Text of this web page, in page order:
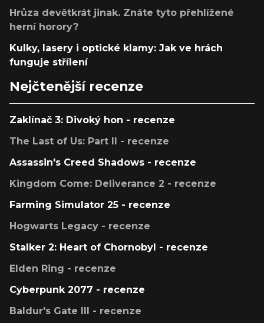
Hrůza devětkrát jinak. Znáte tyto přehlížené
herní horory?
Kulky, lasery i optické klamy: Jak ve hrách
funguje střílení
Nejčtenější recenze
Zaklínač 3: Divoký hon - recenze
The Last of Us: Part II - recenze
Assassin's Creed Shadows - recenze
Kingdom Come: Deliverance 2 - recenze
Farming Simulator 25 - recenze
Hogwarts Legacy - recenze
Stalker 2: Heart of Chornobyl - recenze
Elden Ring - recenze
Cyberpunk 2077 - recenze
Baldur's Gate III - recenze